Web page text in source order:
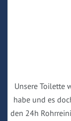
Unsere Toilette
habe und es
den 24h